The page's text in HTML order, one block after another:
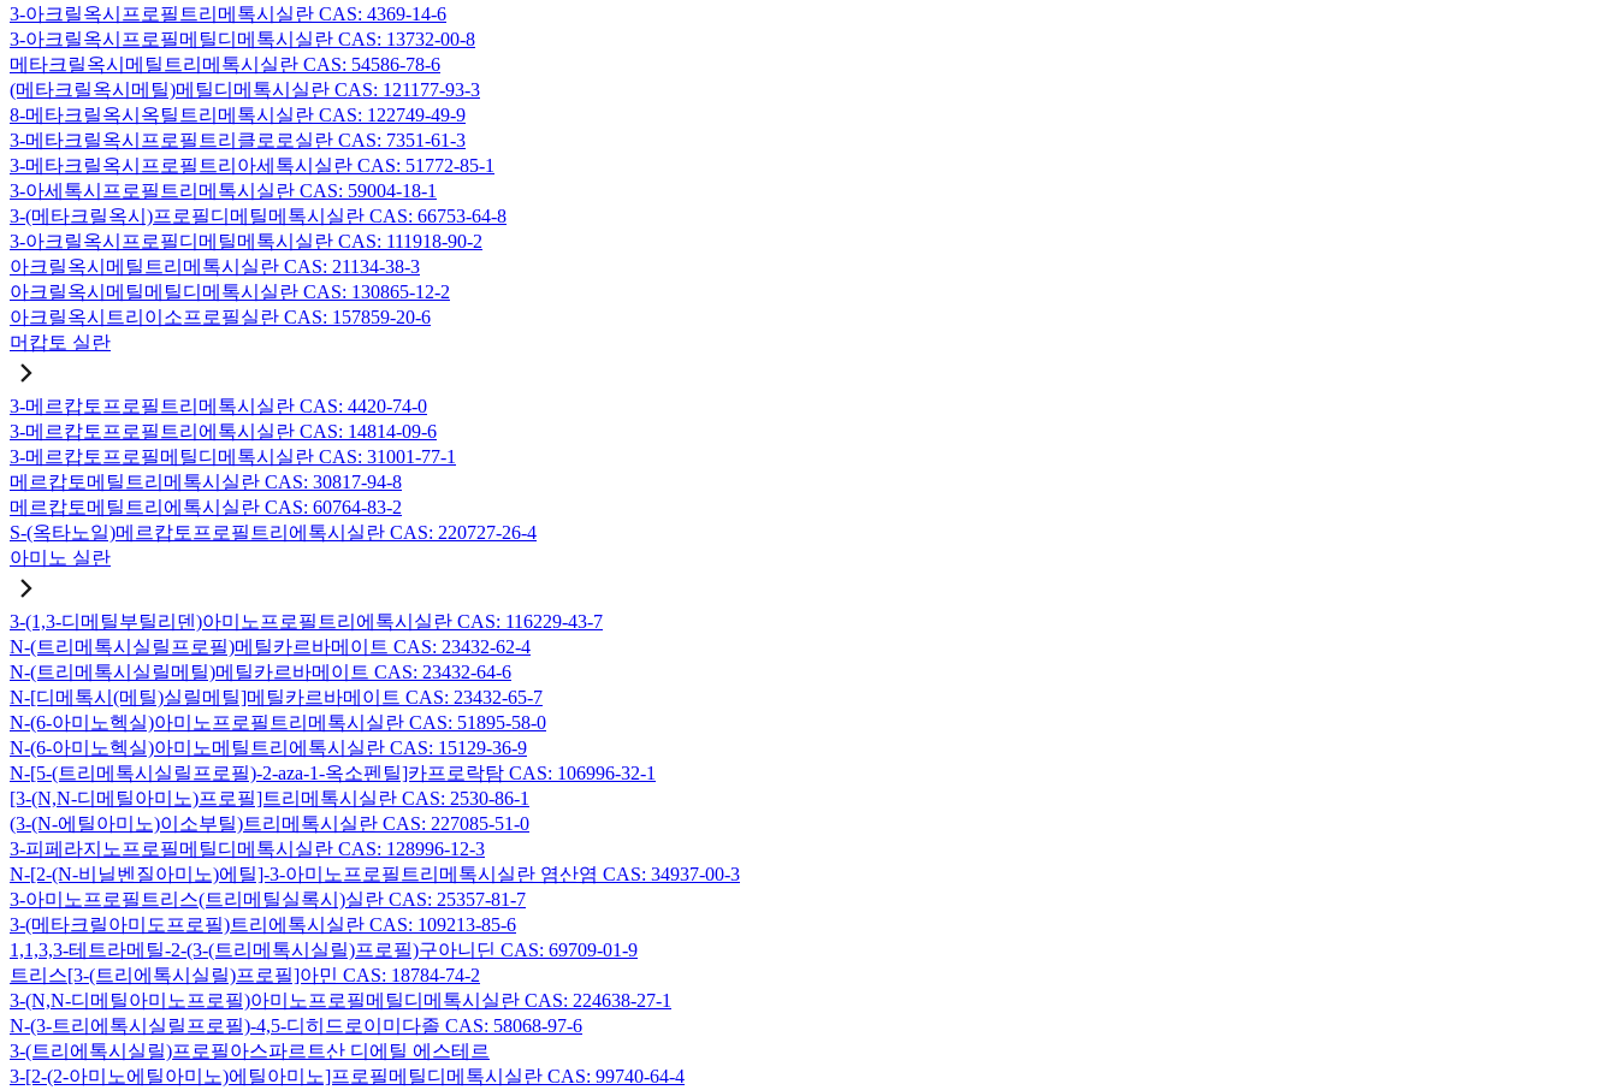
3-아크릴옥시프로필트리메톡시실란 CAS: 4369-14-6
3-아크릴옥시프로필메틸디메톡시실란 CAS: 13732-00-8
메타크릴옥시메틸트리메톡시실란 CAS: 54586-78-6
(메타크릴옥시메틸)메틸디메톡시실란 CAS: 121177-93-3
8-메타크릴옥시옥틸트리메톡시실란 CAS: 122749-49-9
3-메타크릴옥시프로필트리클로로실란 CAS: 7351-61-3
3-메타크릴옥시프로필트리아세톡시실란 CAS: 51772-85-1
3-아세톡시프로필트리메톡시실란 CAS: 59004-18-1
3-(메타크릴옥시)프로필디메틸메톡시실란 CAS: 66753-64-8
3-아크릴옥시프로필디메틸메톡시실란 CAS: 111918-90-2
아크릴옥시메틸트리메톡시실란 CAS: 21134-38-3
아크릴옥시메틸메틸디메톡시실란 CAS: 130865-12-2
아크릴옥시트리이소프로필실란 CAS: 157859-20-6
머캅토 실란
3-메르캅토프로필트리메톡시실란 CAS: 4420-74-0
3-메르캅토프로필트리에톡시실란 CAS: 14814-09-6
3-메르캅토프로필메틸디메톡시실란 CAS: 31001-77-1
메르캅토메틸트리메톡시실란 CAS: 30817-94-8
메르캅토메틸트리에톡시실란 CAS: 60764-83-2
S-(옥타노일)메르캅토프로필트리에톡시실란 CAS: 220727-26-4
아미노 실란
3-(1,3-디메틸부틸리덴)아미노프로필트리에톡시실란 CAS: 116229-43-7
N-(트리메톡시실릴프로필)메틸카르바메이트 CAS: 23432-62-4
N-(트리메톡시실릴메틸)메틸카르바메이트 CAS: 23432-64-6
N-[디메톡시(메틸)실릴메틸]메틸카르바메이트 CAS: 23432-65-7
N-(6-아미노헥실)아미노프로필트리메톡시실란 CAS: 51895-58-0
N-(6-아미노헥실)아미노메틸트리에톡시실란 CAS: 15129-36-9
N-[5-(트리메톡시실릴프로필)-2-aza-1-옥소펜틸]카프로락탐 CAS: 106996-32-1
[3-(N,N-디메틸아미노)프로필]트리메톡시실란 CAS: 2530-86-1
(3-(N-에틸아미노)이소부틸)트리메톡시실란 CAS: 227085-51-0
3-피페라지노프로필메틸디메톡시실란 CAS: 128996-12-3
N-[2-(N-비닐벤질아미노)에틸]-3-아미노프로필트리메톡시실란 염산염 CAS: 34937-00-3
3-아미노프로필트리스(트리메틸실록시)실란 CAS: 25357-81-7
3-(메타크릴아미도프로필)트리에톡시실란 CAS: 109213-85-6
1,1,3,3-테트라메틸-2-(3-(트리메톡시실릴)프로필)구아니딘 CAS: 69709-01-9
트리스[3-(트리에톡시실릴)프로필]아민 CAS: 18784-74-2
3-(N,N-디메틸아미노프로필)아미노프로필메틸디메톡시실란 CAS: 224638-27-1
N-(3-트리에톡시실릴프로필)-4,5-디히드로이미다졸 CAS: 58068-97-6
3-(트리에톡시실릴)프로필아스파르트산 디에틸 에스테르
3-[2-(2-아미노에틸아미노)에틸아미노]프로필메틸디메톡시실란 CAS: 99740-64-4